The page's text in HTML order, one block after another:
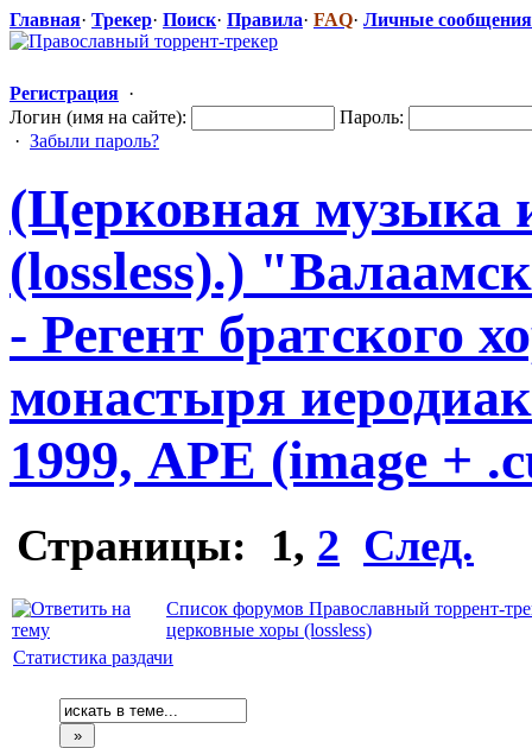
Главная· Трекер· Поиск· Правила· FAQ· Личные сообщения
Регистрация ·
Логин (имя на сайте):
Пароль:
· Забыли пароль?
(Церковная музыка
(lossless).) "Валаамс
- Регент братского
монастыря
1999, APE (image +
Страницы: 1, 2 След.
Список форумов Православный торрент-
церковные хоры (lossless)
Статистика раздачи